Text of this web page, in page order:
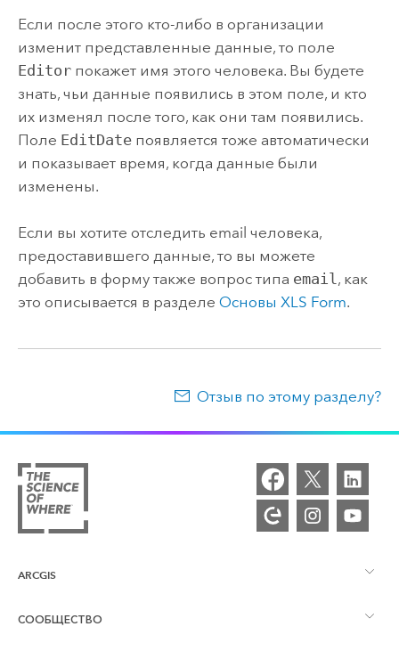
Если после этого кто-либо в организации
изменит представленные данные, то поле
Editorпокажет имя этого человека. Вы будете
знать, чьи данные появились в этом поле, и кто
их изменял после того, как они там появились.
Поле EditDateпоявляется тоже автоматически
и показывает время, когда данные были
изменены.
Если вы хотите отследить email человека,
предоставившего данные, то вы можете
добавить в форму также вопрос типа email , как
это описывается в разделе Основы XLS Form.
Отзыв по этому разделу?
ARCGIS
Обзор ArcGIS
СООБЩЕСТВО